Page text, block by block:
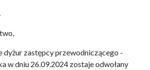
dyżur zastępcy przewodniczącego -
w dniu 26.09.2024 zostaje odwołany